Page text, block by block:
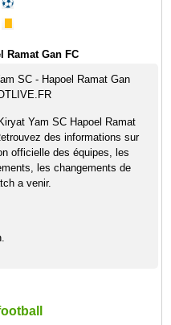
Ramat Gan FC
SC - Hapoel Ramat Gan
Yam SC Hapoel Ramat
des informations sur
officielle des équipes, les
les changements de
a venir.